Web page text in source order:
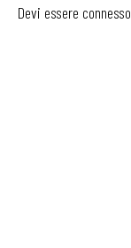
Devi essere connesso